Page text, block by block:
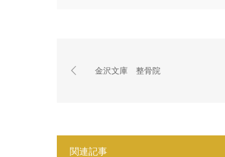
金沢文庫 整骨院
関連記事